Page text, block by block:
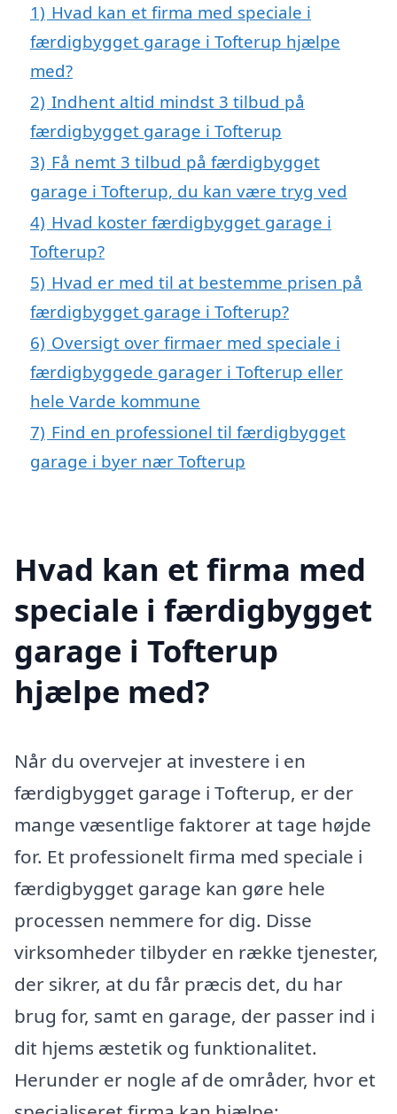
1) Hvad kan et firma med speciale i
færdigbygget garage i Tofterup hjælpe
med?
2) Indhent altid mindst 3 tilbud på
færdigbygget garage i Tofterup
3) Få nemt 3 tilbud på færdigbygget
garage i Tofterup, du kan være tryg ved
4) Hvad koster færdigbygget garage i
Tofterup?
5) Hvad er med til at bestemme prisen på
færdigbygget garage i Tofterup?
6) Oversigt over firmaer med speciale i
færdigbyggede garager i Tofterup eller
hele Varde kommune
7) Find en professionel til færdigbygget
garage i byer nær Tofterup
Hvad kan et firma med
speciale i færdigbygget
garage i Tofterup
hjælpe med?
Når du overvejer at investere i en
færdigbygget garage i Tofterup, er der
mange væsentlige faktorer at tage højde
for. Et professionelt firma med speciale i
færdigbygget garage kan gøre hele
processen nemmere for dig. Disse
virksomheder tilbyder en række tjenester,
der sikrer, at du får præcis det, du har
brug for, samt en garage, der passer ind i
dit hjems æstetik og funktionalitet.
Herunder er nogle af de områder, hvor et